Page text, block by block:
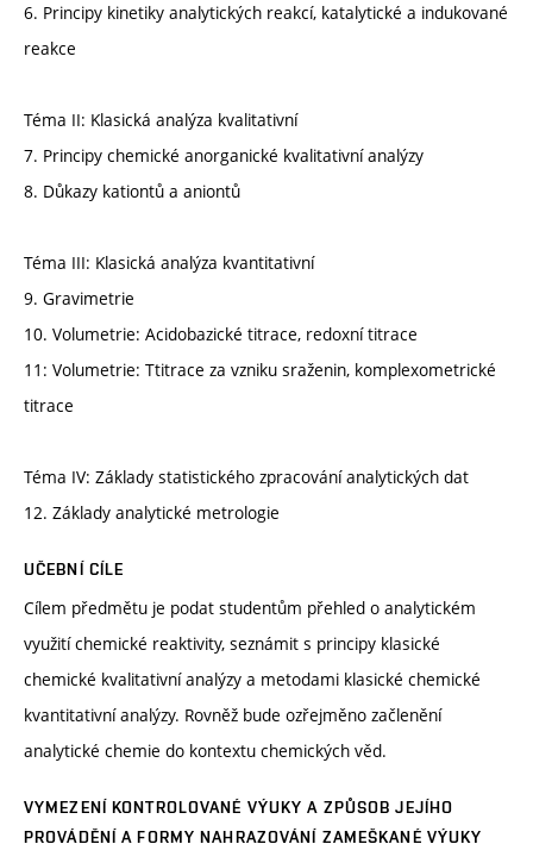
6. Principy kinetiky analytických reakcí, katalytické a indukované
reakce
Téma II: Klasická analýza kvalitativní
7. Principy chemické anorganické kvalitativní analýzy
8. Důkazy kationtů a aniontů
Téma III: Klasická analýza kvantitativní
9. Gravimetrie
10. Volumetrie: Acidobazické titrace, redoxní titrace
11: Volumetrie: Ttitrace za vzniku sraženin, komplexometrické
titrace
Téma IV: Základy statistického zpracování analytických dat
12. Základy analytické metrologie
UČEBNÍ CÍLE
Cílem předmětu je podat studentům přehled o analytickém
využití chemické reaktivity, seznámit s principy klasické
chemické kvalitativní analýzy a metodami klasické chemické
kvantitativní analýzy. Rovněž bude ozřejměno začlenění
analytické chemie do kontextu chemických věd.
VYMEZENÍ KONTROLOVANÉ VÝUKY A ZPŮSOB JEJÍHO
PROVÁDĚNÍ A FORMY NAHRAZOVÁNÍ ZAMEŠKANÉ VÝUKY